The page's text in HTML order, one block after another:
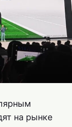
на рынке